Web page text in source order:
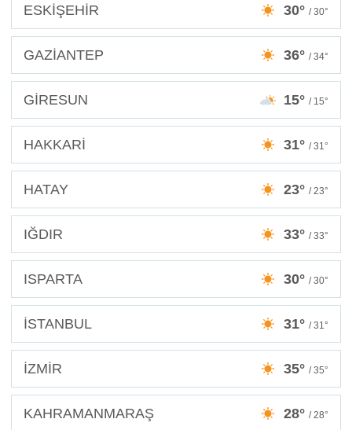
ESKİŞEHİR 30° / 30°
GAZİANTEP 36° / 34°
GİRESUN 15° / 15°
HAKKARİ 31° / 31°
HATAY 23° / 23°
IĞDIR 33° / 33°
ISPARTA 30° / 30°
İSTANBUL 31° / 31°
İZMİR 35° / 35°
KAHRAMANMARAŞ 28° / 28°